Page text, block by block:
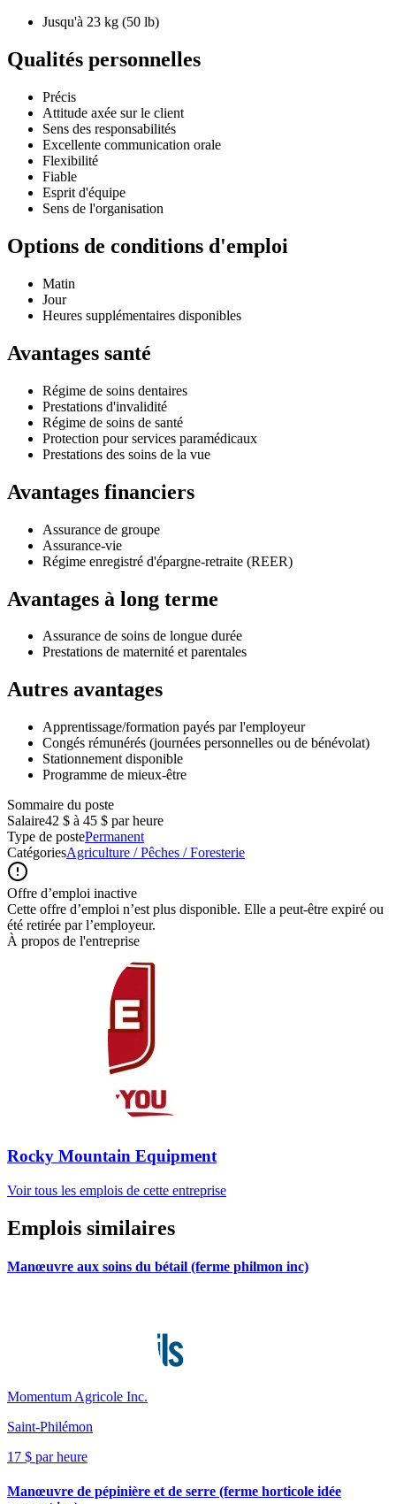
Jusqu'à 23 kg (50 lb)
Qualités personnelles
Précis
Attitude axée sur le client
Sens des responsabilités
Excellente communication orale
Flexibilité
Fiable
Esprit d'équipe
Sens de l'organisation
Options de conditions d'emploi
Matin
Jour
Heures supplémentaires disponibles
Avantages santé
Régime de soins dentaires
Prestations d'invalidité
Régime de soins de santé
Protection pour services paramédicaux
Prestations des soins de la vue
Avantages financiers
Assurance de groupe
Assurance-vie
Régime enregistré d'épargne-retraite (REER)
Avantages à long terme
Assurance de soins de longue durée
Prestations de maternité et parentales
Autres avantages
Apprentissage/formation payés par l'employeur
Congés rémunérés (journées personnelles ou de bénévolat)
Stationnement disponible
Programme de mieux-être
Sommaire du poste
Salaire42 $ à 45 $ par heure
Type de postePermanent
CatégoriesAgriculture / Pêches / Foresterie
Offre d’emploi inactive
Cette offre d’emploi n’est plus disponible. Elle a peut-être expiré ou
été retirée par l’employeur.
À propos de l'entreprise
Rocky Mountain Equipment
Voir tous les emplois de cette entreprise
Emplois similaires
Manœuvre aux soins du bétail (ferme philmon inc)
Momentum Agricole Inc.
Saint-Philémon
17 $ par heure
Manœuvre de pépinière et de serre (ferme horticole idée